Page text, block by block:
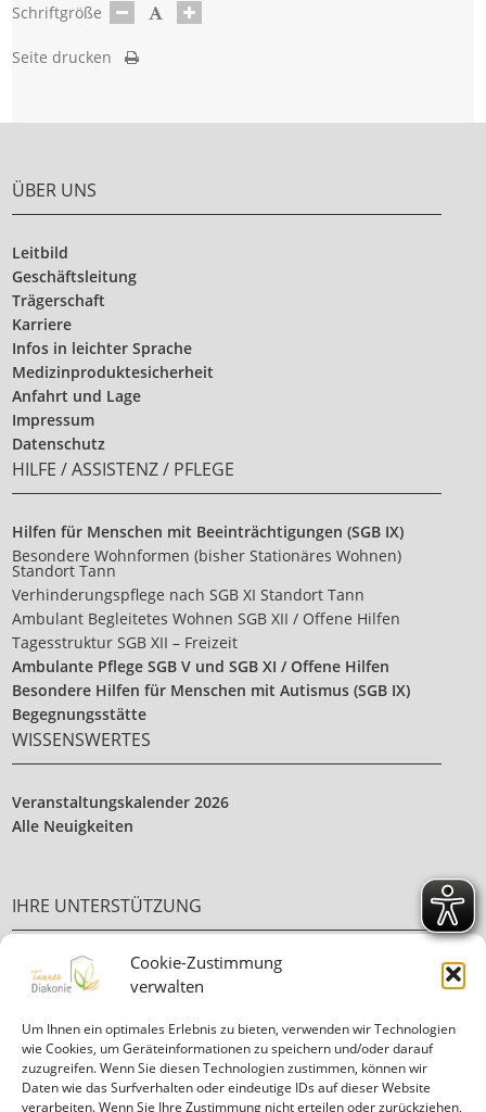
Cookie-Zustimmung
verwalten
Um Ihnen ein optimales Erlebnis zu bieten, verwenden wir Technologien
wie Cookies, um Geräteinformationen zu speichern und/oder darauf
zuzugreifen. Wenn Sie diesen Technologien zustimmen, können wir
Daten wie das Surfverhalten oder eindeutige IDs auf dieser Website
verarbeiten. Wenn Sie Ihre Zustimmung nicht erteilen oder zurückziehen,
Schriftgröße
Seite drucken
ÜBER UNS
Leitbild
Geschäftsleitung
Trägerschaft
Karriere
Infos in leichter Sprache
Medizinproduktesicherheit
Anfahrt und Lage
Impressum
Datenschutz
HILFE / ASSISTENZ / PFLEGE
Hilfen für Menschen mit Beeinträchtigungen (SGB IX)
Besondere Wohnformen (bisher Stationäres Wohnen)
Standort Tann
Verhinderungspflege nach SGB XI Standort Tann
Ambulant Begleitetes Wohnen SGB XII / Offene Hilfen
Tagesstruktur SGB XII – Freizeit
Ambulante Pflege SGB V und SGB XI / Offene Hilfen
Besondere Hilfen für Menschen mit Autismus (SGB IX)
Begegnungsstätte
WISSENSWERTES
Veranstaltungskalender 2026
Alle Neuigkeiten
IHRE UNTERSTÜTZUNG
Ehrenamt
Ihre Spende